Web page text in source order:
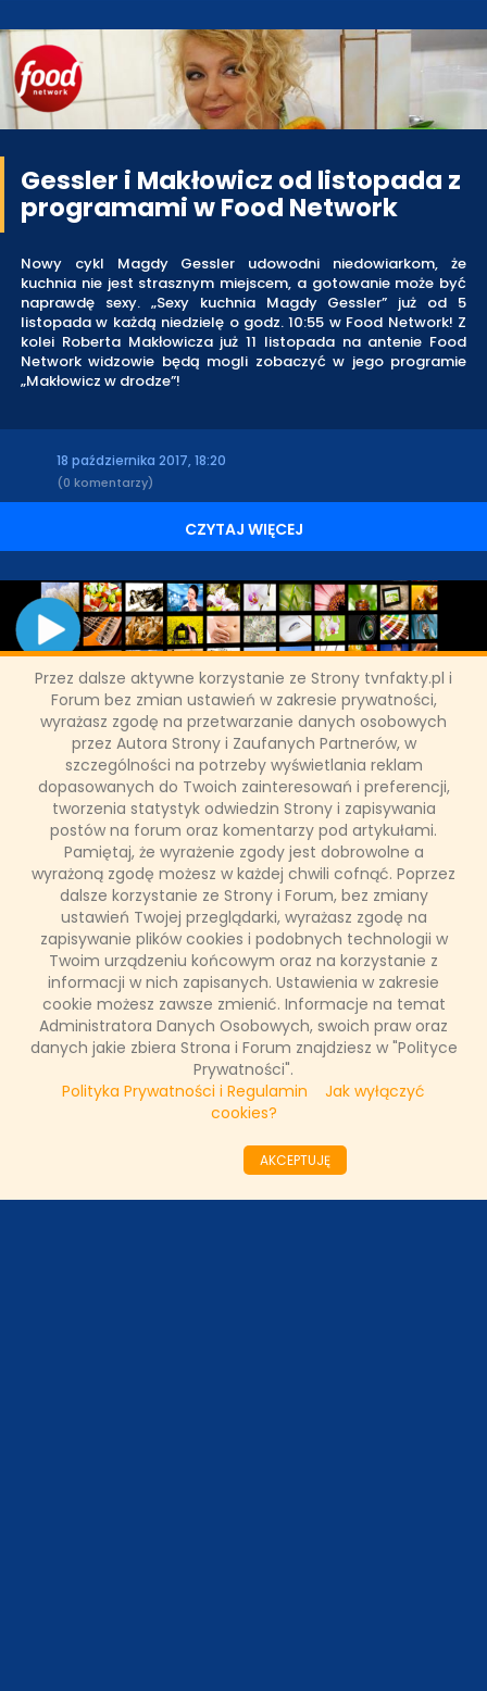
Przez dalsze aktywne korzystanie ze Strony tvnfakty.pl i
Forum bez zmian ustawień w zakresie prywatności,
wyrażasz zgodę na przetwarzanie danych osobowych
przez Autora Strony i Zaufanych Partnerów, w
szczególności na potrzeby wyświetlania reklam
dopasowanych do Twoich zainteresowań i preferencji,
tworzenia statystyk odwiedzin Strony i zapisywania
postów na forum oraz komentarzy pod artykułami.
Pamiętaj, że wyrażenie zgody jest dobrowolne a
wyrażoną zgodę możesz w każdej chwili cofnąć. Poprzez
dalsze korzystanie ze Strony i Forum, bez zmiany
ustawień Twojej przeglądarki, wyrażasz zgodę na
zapisywanie plików cookies i podobnych technologii w
Twoim urządzeniu końcowym oraz na korzystanie z
informacji w nich zapisanych. Ustawienia w zakresie
cookie możesz zawsze zmienić. Informacje na temat
Administratora Danych Osobowych, swoich praw oraz
danych jakie zbiera Strona i Forum znajdziesz w "Polityce
Prywatności".
Polityka Prywatności i Regulamin
Jak wyłączyć
cookies?
AKCEPTUJĘ
Gessler i Makłowicz od listopada z
programami w Food Network
Nowy cykl Magdy Gessler udowodni niedowiarkom, że
kuchnia nie jest strasznym miejscem, a gotowanie może być
naprawdę sexy. „Sexy kuchnia Magdy Gessler” już od 5
listopada w każdą niedzielę o godz. 10:55 w Food Network! Z
kolei Roberta Makłowicza już 11 listopada na antenie Food
Network widzowie będą mogli zobaczyć w jego programie
„Makłowicz w drodze”!
18 października 2017, 18:20
(0 komentarzy)
CZYTAJ WIĘCEJ
"Szkoła. Parodia" w player.pl
Największe gwiazdy polskiego YouTuba wkraczają na plan
„Szkoły”! Tylko w player.pl kolejna odsłona cieszącej się
ogromnym zainteresowaniem parodii jednego z
najpopularniejszych seriali paradokumentalnych. Tym razem
w szkolne mury zawita Stuu, a jedno z nieoczekiwanych
zdarzeń wywróci do góry nogami dotychczasowe życie
nastolatków.
12 października 2017, 19:47
(0 komentarzy)
CZYTAJ WIĘCEJ